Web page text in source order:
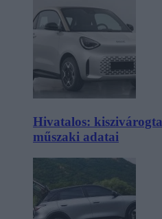
Hivatalos:
műszaki adatai